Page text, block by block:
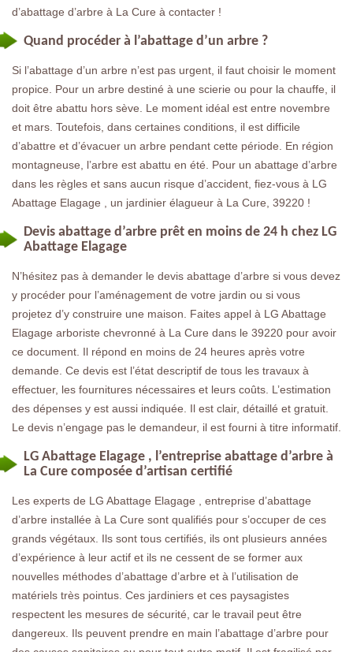
d’abattage d’arbre à La Cure à contacter !
Quand procéder à l’abattage d’un arbre ?
Si l’abattage d’un arbre n’est pas urgent, il faut choisir le moment
propice. Pour un arbre destiné à une scierie ou pour la chauffe, il
doit être abattu hors sève. Le moment idéal est entre novembre
et mars. Toutefois, dans certaines conditions, il est difficile
d’abattre et d’évacuer un arbre pendant cette période. En région
montagneuse, l’arbre est abattu en été. Pour un abattage d’arbre
dans les règles et sans aucun risque d’accident, fiez-vous à LG
Abattage Elagage , un jardinier élagueur à La Cure, 39220 !
Devis abattage d’arbre prêt en moins de 24 h chez LG
Abattage Elagage
N’hésitez pas à demander le devis abattage d’arbre si vous devez
y procéder pour l’aménagement de votre jardin ou si vous
projetez d’y construire une maison. Faites appel à LG Abattage
Elagage arboriste chevronné à La Cure dans le 39220 pour avoir
ce document. Il répond en moins de 24 heures après votre
demande. Ce devis est l’état descriptif de tous les travaux à
effectuer, les fournitures nécessaires et leurs coûts. L’estimation
des dépenses y est aussi indiquée. Il est clair, détaillé et gratuit.
Le devis n’engage pas le demandeur, il est fourni à titre informatif.
LG Abattage Elagage , l’entreprise abattage d’arbre à
La Cure composée d’artisan certifié
Les experts de LG Abattage Elagage , entreprise d’abattage
d’arbre installée à La Cure sont qualifiés pour s’occuper de ces
grands végétaux. Ils sont tous certifiés, ils ont plusieurs années
d’expérience à leur actif et ils ne cessent de se former aux
nouvelles méthodes d’abattage d’arbre et à l’utilisation de
matériels très pointus. Ces jardiniers et ces paysagistes
respectent les mesures de sécurité, car le travail peut être
dangereux. Ils peuvent prendre en main l’abattage d’arbre pour